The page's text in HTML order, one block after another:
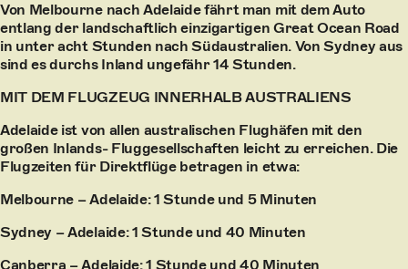
Von Melbourne nach Adelaide fährt man mit dem Auto
entlang der landschaftlich einzigartigen Great Ocean Road
in unter acht Stunden nach Südaustralien. Von Sydney aus
sind es durchs Inland ungefähr 14 Stunden.
MIT DEM FLUGZEUG INNERHALB AUSTRALIENS
Adelaide ist von allen australischen Flughäfen mit den
großen Inlands- Fluggesellschaften leicht zu erreichen. Die
Flugzeiten für Direktflüge betragen in etwa:
Melbourne – Adelaide: 1 Stunde und 5 Minuten
Sydney – Adelaide: 1 Stunde und 40 Minuten
Canberra – Adelaide: 1 Stunde und 40 Minuten